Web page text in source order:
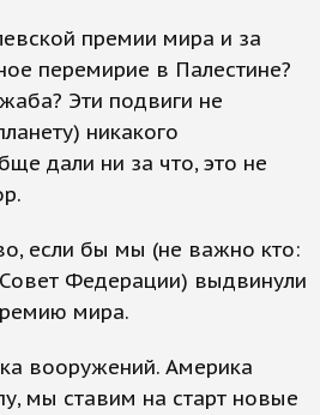
премии мира и за
перемирие в Палестине?
Эти подвиги не
никакого
дали ни за что, это не
если бы мы (не важно кто:
Федерации) выдвинули
мира.
вооружений. Америка
мы ставим на старт новые